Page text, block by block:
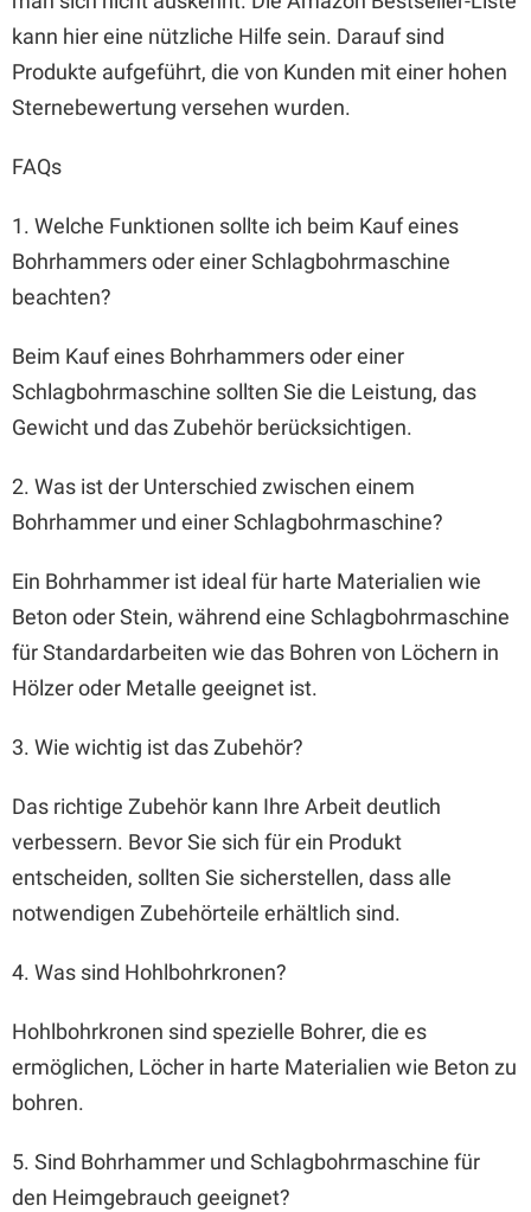
kann hier eine nützliche Hilfe sein. Darauf sind
Produkte aufgeführt, die von Kunden mit einer hohen
Sternebewertung versehen wurden.
FAQs
1. Welche Funktionen sollte ich beim Kauf eines
Bohrhammers oder einer Schlagbohrmaschine
beachten?
Beim Kauf eines Bohrhammers oder einer
Schlagbohrmaschine sollten Sie die Leistung, das
Gewicht und das Zubehör berücksichtigen.
2. Was ist der Unterschied zwischen einem
Bohrhammer und einer Schlagbohrmaschine?
Ein Bohrhammer ist ideal für harte Materialien wie
Beton oder Stein, während eine Schlagbohrmaschine
für Standardarbeiten wie das Bohren von Löchern in
Hölzer oder Metalle geeignet ist.
3. Wie wichtig ist das Zubehör?
Das richtige Zubehör kann Ihre Arbeit deutlich
verbessern. Bevor Sie sich für ein Produkt
entscheiden, sollten Sie sicherstellen, dass alle
notwendigen Zubehörteile erhältlich sind.
4. Was sind Hohlbohrkronen?
Hohlbohrkronen sind spezielle Bohrer, die es
ermöglichen, Löcher in harte Materialien wie Beton zu
bohren.
5. Sind Bohrhammer und Schlagbohrmaschine für
den Heimgebrauch geeignet?